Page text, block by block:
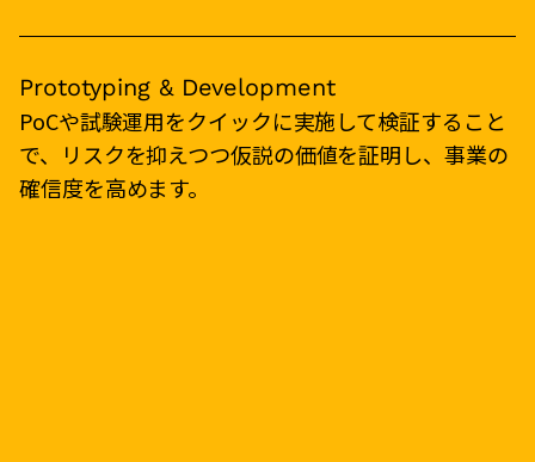
Prototyping & Development
PoCや試験運用をクイックに実施して検証すること
で、リスクを抑えつつ仮説の価値を証明し、事業の
確信度を高めます。